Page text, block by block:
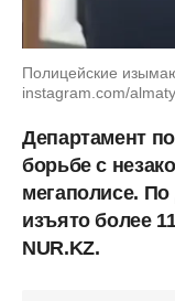
Полицейские
instagram.com/
Департамент
борьбе с
мегаполисе.
изъято более
NUR.KZ.